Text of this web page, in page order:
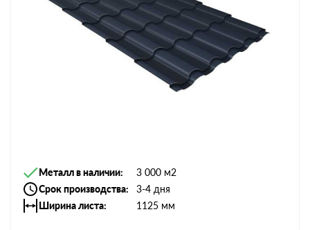
Металл в наличии
3 000 м2
Срок производства
3-4 дня
Ширина листа
1125 мм